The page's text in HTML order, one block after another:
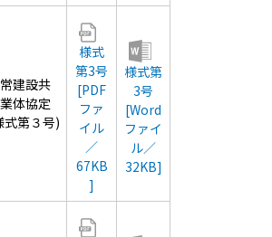
建設共
体協定
式第３号)
様式
第3号
[PDF
ファ
イル
／
67KB
]
様式第
3号
[Word
ファイ
ル／
32KB]